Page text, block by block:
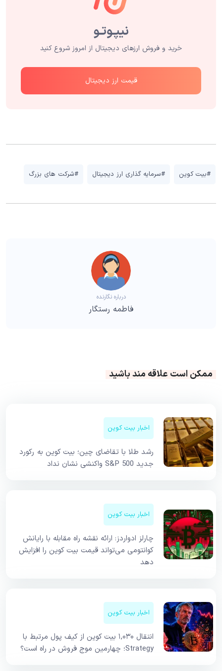
خرید و فروش ارزهای دیجیتال از امروز شروع کنید
قیمت ارز دیجیتال
#بیت کوین #سرمایه گذاری ارز دیجیتال #شرکت های بزرگ
درباره نگارنده
فاطمه رستگار
ممکن است علاقه مند باشید
اخبار بیت کوین
رشد طلا با تقاضای چین؛ بیت کوین به رکورد
جدید S&P 500 واکنشی نشان نداد
اخبار بیت کوین
چارلز ادواردز: ارائه نقشه راه مقابله با رایانش
کوانتومی می‌تواند قیمت بیت کوین را افزایش
دهد
اخبار بیت کوین
انتقال ۱,۰۳۰ بیت کوین از کیف پول مرتبط با
Strategy؛ چهارمین موج فروش در راه است؟